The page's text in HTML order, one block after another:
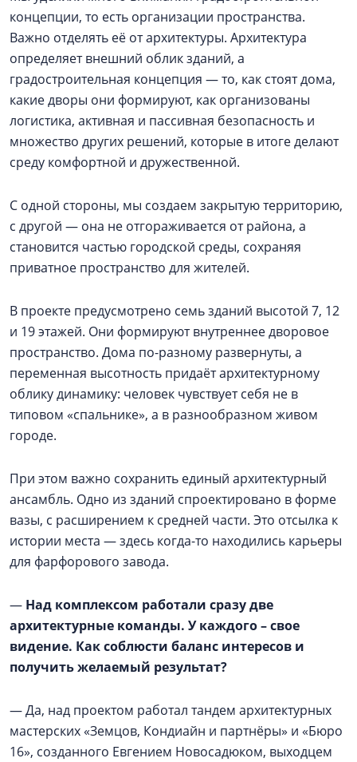
концепции, то есть организации пространства.
Важно отделять её от архитектуры. Архитектура
определяет внешний облик зданий, а
градостроительная концепция — то, как стоят дома,
какие дворы они формируют, как организованы
логистика, активная и пассивная безопасность и
множество других решений, которые в итоге делают
среду комфортной и дружественной.
С одной стороны, мы создаем закрытую территорию,
с другой — она не отгораживается от района, а
становится частью городской среды, сохраняя
приватное пространство для жителей.
В проекте предусмотрено семь зданий высотой 7, 12
и 19 этажей. Они формируют внутреннее дворовое
пространство. Дома по-разному развернуты, а
переменная высотность придаёт архитектурному
облику динамику: человек чувствует себя не в
типовом «спальнике», а в разнообразном живом
городе.
При этом важно сохранить единый архитектурный
ансамбль. Одно из зданий спроектировано в форме
вазы, с расширением к средней части. Это отсылка к
истории места — здесь когда-то находились карьеры
для фарфорового завода.
— Над комплексом работали сразу две
архитектурные команды. У каждого – свое
видение. Как соблюсти баланс интересов и
получить желаемый результат?
— Да, над проектом работал тандем архитектурных
мастерских «Земцов, Кондиайн и партнёры» и «Бюро
16», созданного Евгением Новосадюком, выходцем